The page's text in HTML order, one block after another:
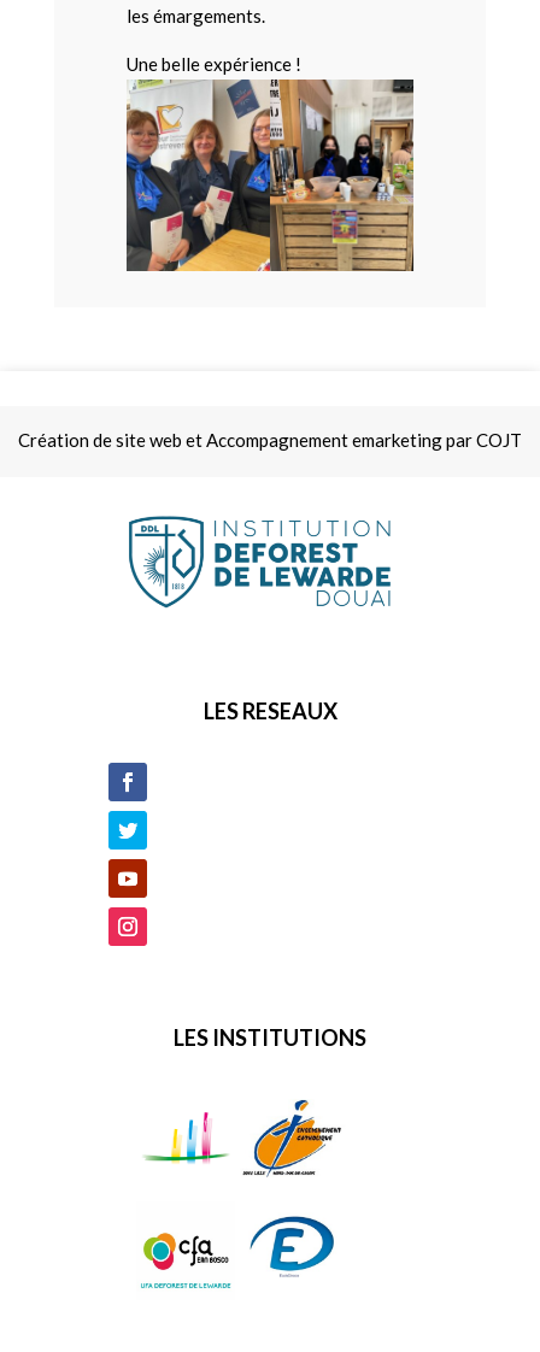
les émargements.
Une belle expérience !
Création de site web et Accompagnement emarketing par COJT
LES RESEAUX
LES INSTITUTIONS